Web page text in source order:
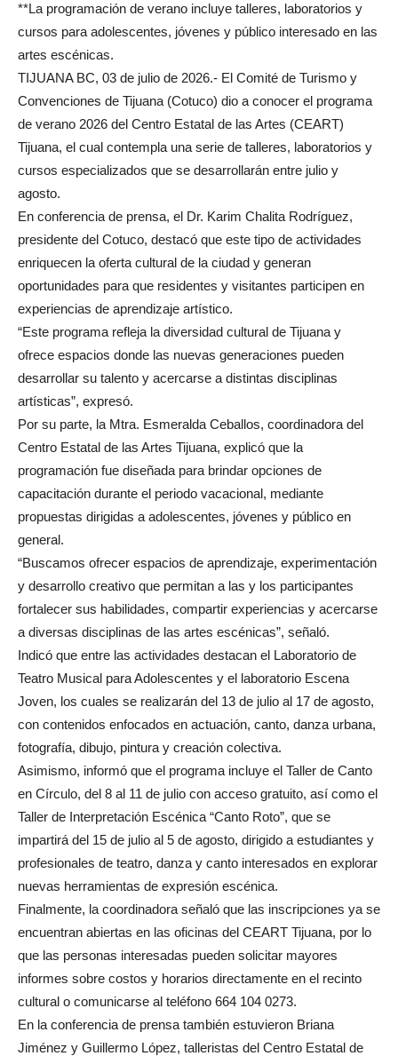
**La programación de verano incluye talleres, laboratorios y
cursos para adolescentes, jóvenes y público interesado en las
artes escénicas.
TIJUANA BC, 03 de julio de 2026.- El Comité de Turismo y
Convenciones de Tijuana (Cotuco) dio a conocer el programa
de verano 2026 del Centro Estatal de las Artes (CEART)
Tijuana, el cual contempla una serie de talleres, laboratorios y
cursos especializados que se desarrollarán entre julio y
agosto.
En conferencia de prensa, el Dr. Karim Chalita Rodríguez,
presidente del Cotuco, destacó que este tipo de actividades
enriquecen la oferta cultural de la ciudad y generan
oportunidades para que residentes y visitantes participen en
experiencias de aprendizaje artístico.
“Este programa refleja la diversidad cultural de Tijuana y
ofrece espacios donde las nuevas generaciones pueden
desarrollar su talento y acercarse a distintas disciplinas
artísticas”, expresó.
Por su parte, la Mtra. Esmeralda Ceballos, coordinadora del
Centro Estatal de las Artes Tijuana, explicó que la
programación fue diseñada para brindar opciones de
capacitación durante el periodo vacacional, mediante
propuestas dirigidas a adolescentes, jóvenes y público en
general.
“Buscamos ofrecer espacios de aprendizaje, experimentación
y desarrollo creativo que permitan a las y los participantes
fortalecer sus habilidades, compartir experiencias y acercarse
a diversas disciplinas de las artes escénicas”, señaló.
Indicó que entre las actividades destacan el Laboratorio de
Teatro Musical para Adolescentes y el laboratorio Escena
Joven, los cuales se realizarán del 13 de julio al 17 de agosto,
con contenidos enfocados en actuación, canto, danza urbana,
fotografía, dibujo, pintura y creación colectiva.
Asimismo, informó que el programa incluye el Taller de Canto
en Círculo, del 8 al 11 de julio con acceso gratuito, así como el
Taller de Interpretación Escénica “Canto Roto”, que se
impartirá del 15 de julio al 5 de agosto, dirigido a estudiantes y
profesionales de teatro, danza y canto interesados en explorar
nuevas herramientas de expresión escénica.
Finalmente, la coordinadora señaló que las inscripciones ya se
encuentran abiertas en las oficinas del CEART Tijuana, por lo
que las personas interesadas pueden solicitar mayores
informes sobre costos y horarios directamente en el recinto
cultural o comunicarse al teléfono 664 104 0273.
En la conferencia de prensa también estuvieron Briana
Jiménez y Guillermo López, talleristas del Centro Estatal de